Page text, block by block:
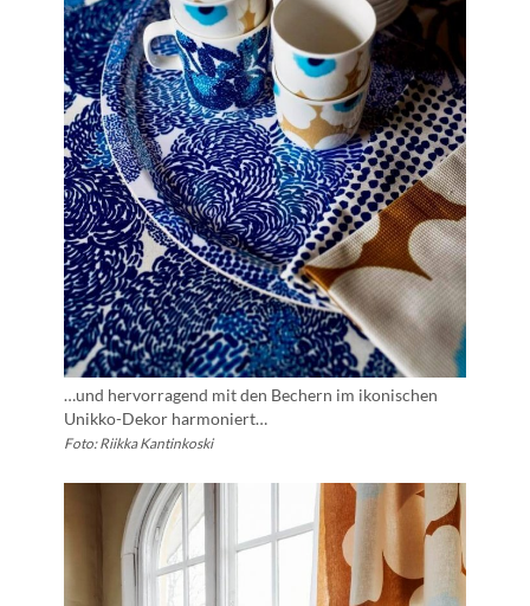
…und hervorragend mit den Bechern im ikonischen
Unikko-Dekor harmoniert…
Foto: Riikka Kantinkoski